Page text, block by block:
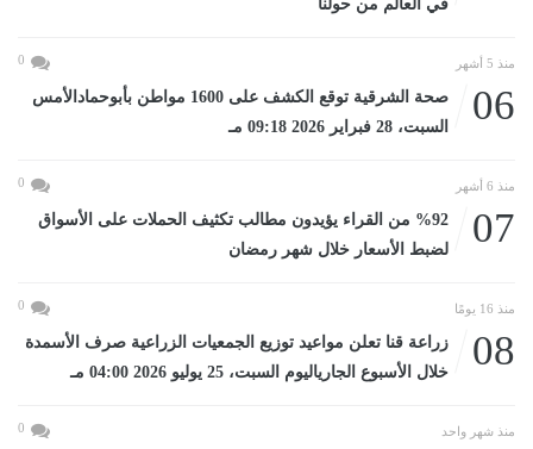
في العالم من حولنا
منذ 5 أشهر 0
06
صحة الشرقية توقع الكشف على 1600 مواطن بأبوحمادالأمس
السبت، 28 فبراير 2026 09:18 مـ
منذ 6 أشهر 0
07
%92 من القراء يؤيدون مطالب تكثيف الحملات على الأسواق
لضبط الأسعار خلال شهر رمضان
منذ 16 يومًا 0
08
زراعة قنا تعلن مواعيد توزيع الجمعيات الزراعية صرف الأسمدة
خلال الأسبوع الجارياليوم السبت، 25 يوليو 2026 04:00 مـ
منذ شهر واحد 0